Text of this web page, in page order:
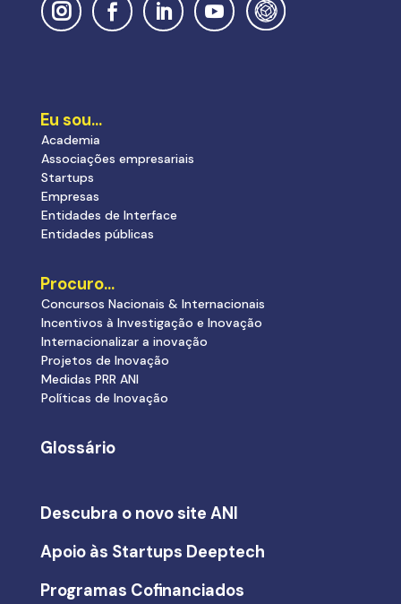
Eu sou…
Academia
Associações empresariais
Startups
Empresas
Entidades de Interface
Entidades públicas
Procuro…
Concursos Nacionais & Internacionais
Incentivos à Investigação e Inovação
Internacionalizar a inovação
Projetos de Inovação
Medidas PRR ANI
Políticas de Inovação
Glossário
Descubra o novo site ANI
Apoio às Startups Deeptech
Programas Cofinanciados